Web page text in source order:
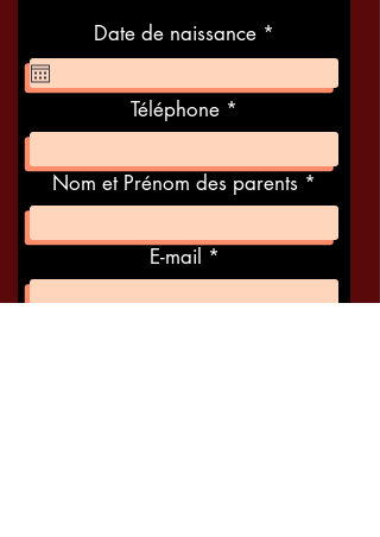
Date de naissance *
e
u
r
d
Téléphone
Nom et Prénom des parents
E-mail